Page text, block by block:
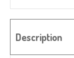
Description